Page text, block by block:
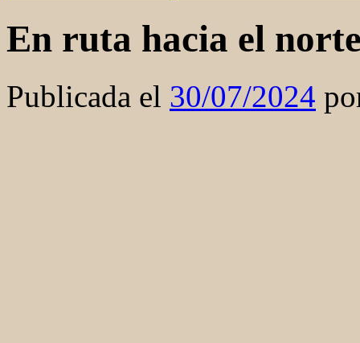
En ruta hacia el
Publicada el 30/07/2024